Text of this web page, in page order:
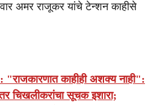
अमर राजूकर यांचे टेन्शन काहीसे
काहीही अशक्य नाही":
चिखलीकरांचा सूचक इशारा;